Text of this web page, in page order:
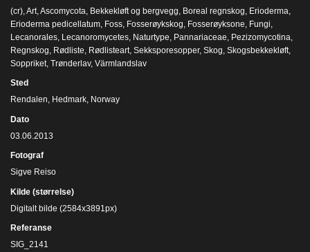
(cr) Art Ascomycota Bekkekløft og bergvegg Boreal regnskog Erioderma
Erioderma pedicellatum Foss Fosserøykskog Fosserøyksone Fungi
Lecanorales Lecanoromycetes Naturtype Pannariaceae Pezizomycotina
Regnskog Rødliste Rødlisteart Sekksporesopper, Skog Skogsbekkekløft
Soppriket Trønderlav, Värmlandslav
Sted
Rendalen, Hedmark, Norway
Dato
03.06.2013
Fotograf
Sigve Reiso
Kilde (størrelse)
Digitalt bilde (2584x3891px)
Referanse
SIG_2141